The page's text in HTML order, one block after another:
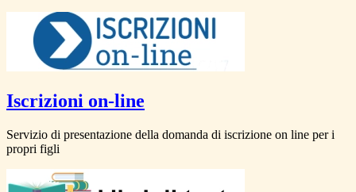
Iscrizioni on-line
Servizio di presentazione della domanda di iscrizione on line per i
propri figli